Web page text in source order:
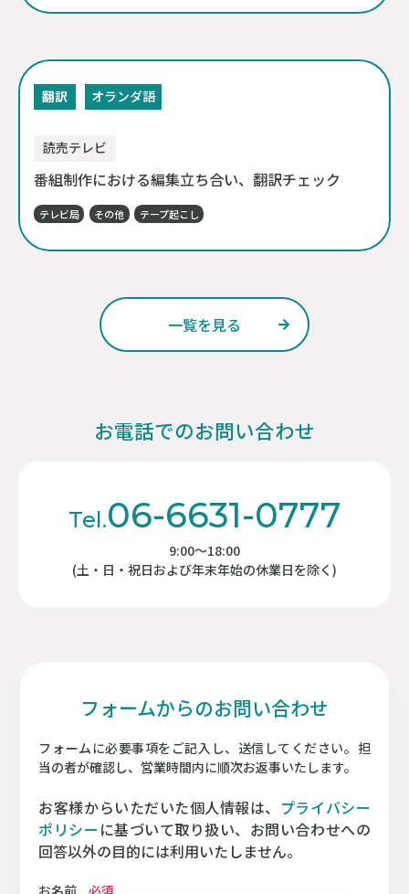
翻訳 オランダ語
読売テレビ
番組制作における編集立ち合い、翻訳チェック
テレビ局 その他 テープ起こし
一覧を見る
お電話でのお問い合わせ
Tel.06-6631-0777
9:00～18:00
(土・日・祝日および年末年始の休業日を除く)
フォームからのお問い合わせ
フォームに必要事項をご記入し、送信してください。担
当の者が確認し、営業時間内に順次お返事いたします。
お客様からいただいた個人情報は、 プライバシー
ポリシー に基づいて取り扱い、お問い合わせへの
回答以外の目的には利用いたしません。
お名前 必須